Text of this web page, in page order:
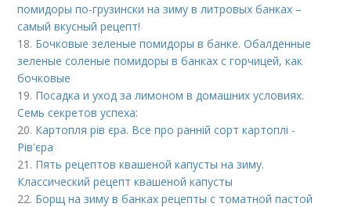
помидоры по-грузински на зиму в литровых банках –
самый вкусный рецепт!
18. Бочковые зеленые помидоры в банке. Обалденные
зеленые соленые помидоры в банках с горчицей, как
бочковые
19. Посадка и уход за лимоном в домашних условиях.
Семь секретов успеха:
20. Картопля рів єра. Все про ранній сорт картоплі -
Рів'єра
21. Пять рецептов квашеной капусты на зиму.
Классический рецепт квашеной капусты
22. Борщ на зиму в банках рецепты с томатной пастой